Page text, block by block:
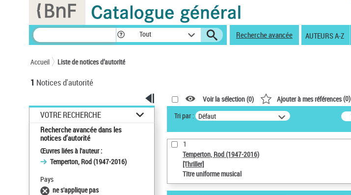
Tout Recherche avancée AUTEURS A-Z
Accueil Liste de notices d’autorité
1 Notices d'autorité
VOTRE RECHERCHE
Recherche avancée dans les
notices d’autorité
Œuvres liées à l'auteur :
Temperton, Rod (1947-2016)
Pays
ne s'applique pas
Voir la sélection (0) Ajouter à mes références(0)
Tri par : Défaut
1
Temperton, Rod (1947-2016)
[Thriller]
Titre uniforme musical
Panneau de gestion des cookies